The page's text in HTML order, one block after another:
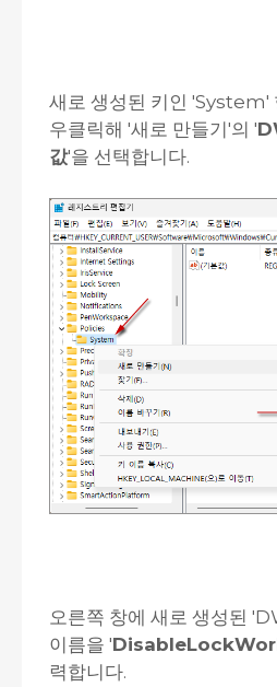
새로 생성된 키인 'System'
우클릭해 '새로 만들기'의 '
값'을 선택합니다.
오른쪽 창에 새로 생성된
이름을 '
력합니다.